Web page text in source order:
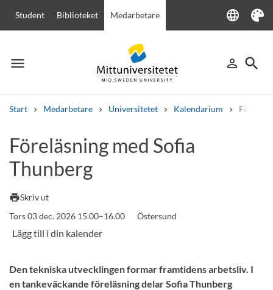
Student Biblioteket Medarbetare language
Language
Tema
menu
Meny person_outline
Logga in
search
Sök
Start Medarbetare Universitetet Kalendarium
Andra söktjänster
Kurser och program
Föreläsning med Sofia
Thunberg
printSkriv ut
Tors 03 dec. 2026 15.00–16.00
Östersund
Den tekniska utvecklingen formar framtidens arbetsliv. I
en tankeväckande föreläsning delar Sofia Thunberg